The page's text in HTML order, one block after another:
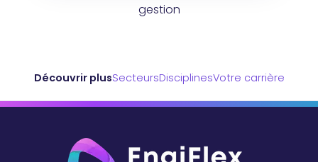
gestion
Découvrir plusSecteursDisciplinesVotre carrière